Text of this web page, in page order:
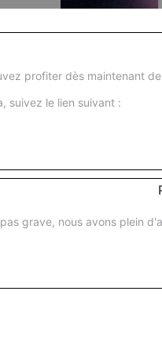
profiter dès maintenant
suivez le lien suivant :
grave, nous avons plein